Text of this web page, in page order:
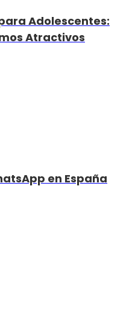
Adolescentes:
Atractivos
en España